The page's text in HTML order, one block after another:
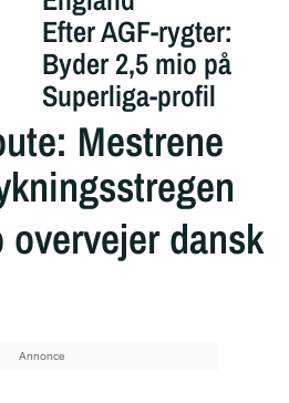
Efter AGF-rygter:
Byder 2,5 mio på
Superliga-profil
Mestrene
dansk